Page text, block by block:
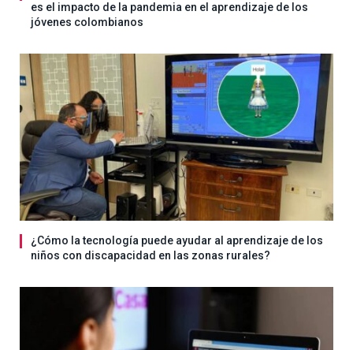
es el impacto de la pandemia en el aprendizaje de los
jóvenes colombianos
¿Cómo la tecnología puede ayudar al aprendizaje de los
niños con discapacidad en las zonas rurales?